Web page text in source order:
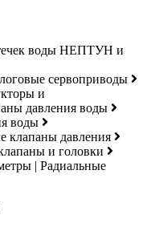
воды НЕПТУН и
сервоприводы
и
давления воды
воды
клапаны давления
и головки
| Радиальные